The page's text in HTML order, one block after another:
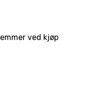
ved kjøp